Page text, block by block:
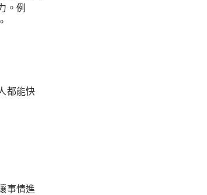
。例
都能快
事情進